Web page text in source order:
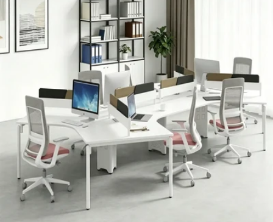
・正確な採寸を心掛けておりますが、手作り商品の為、お届けする商品の寸
法表記と若干の誤差が生じる場合がございます。ご注意ください。
人気のラベル： 待合室ソファーセット カスタマイズ， 家具，新規利用者割
新家具導入 機能のアップグレード，お手頃価格，
家具組立代行サービ
大口注文も承っております